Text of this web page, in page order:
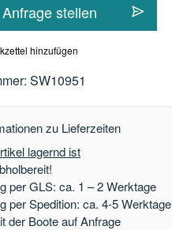
Anfrage stellen
hinzufügen
SW10951
zu Lieferzeiten
lagernd ist
per GLS: ca. 1 – 2 Werktage
per Spedition: ca. 4-5 Werktage
der Boote auf Anfrage